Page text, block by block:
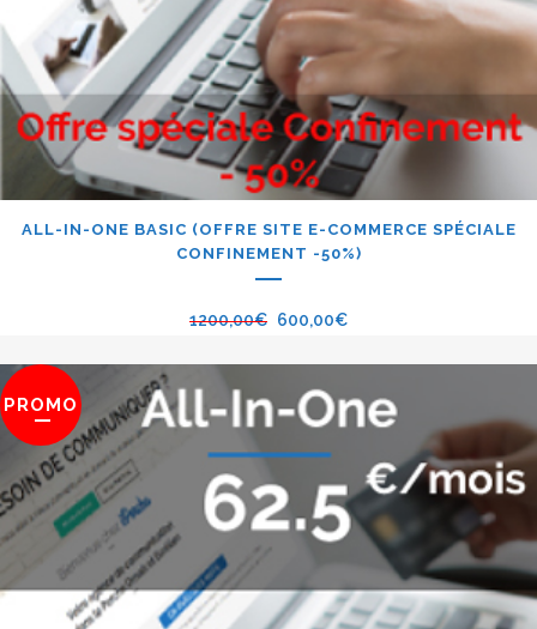
ALL-IN-ONE BASIC (OFFRE SITE E-COMMERCE SPÉCIALE
CONFINEMENT -50%)
1200,00€ 600,00€
PROMO